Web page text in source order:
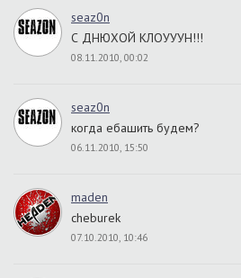
seaz0n
С ДНЮХОЙ КЛОУУУН!!!
08.11.2010, 00:02
seaz0n
когда ебашить будем?
06.11.2010, 15:50
maden
cheburek
07.10.2010, 10:46